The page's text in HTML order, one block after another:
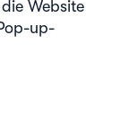
Website
up-